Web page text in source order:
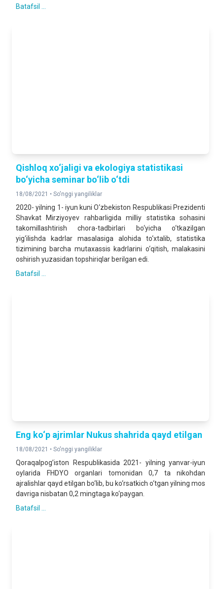
Batafsil ...
Qishloq xo‘jaligi va ekologiya statistikasi
bo‘yicha seminar bo‘lib o‘tdi
18/08/2021 • So'nggi yangiliklar
2020- yilning 1- iyun kuni O‘zbekiston Respublikasi Prezidenti
Shavkat Mirziyoyev rahbarligida milliy statistika sohasini
takomillashtirish chora-tadbirlari bo‘yicha o‘tkazilgan
yig‘ilishda kadrlar masalasiga alohida to‘xtalib, statistika
tizimining barcha mutaxassis kadrlarini o‘qitish, malakasini
oshirish yuzasidan topshiriqlar berilgan edi.
Batafsil ...
Eng ko‘p ajrimlar Nukus shahrida qayd etilgan
18/08/2021 • So'nggi yangiliklar
Qoraqalpog’iston Respublikasida 2021- yilning yanvar-iyun
oylarida FHDYO organlari tomonidan 0,7 ta nikohdan
ajralishlar qayd etilgan bo‘lib, bu ko‘rsatkich o‘tgan yilning mos
davriga nisbatan 0,2 mingtaga ko‘paygan.
Batafsil ...